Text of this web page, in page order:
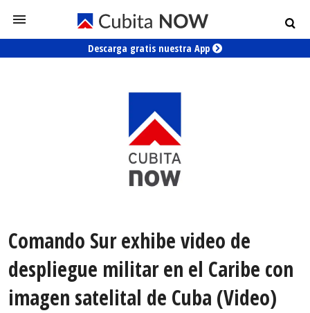
Descarga gratis nuestra App
Comando Sur exhibe video de
despliegue militar en el Caribe con
imagen satelital de Cuba (Video)